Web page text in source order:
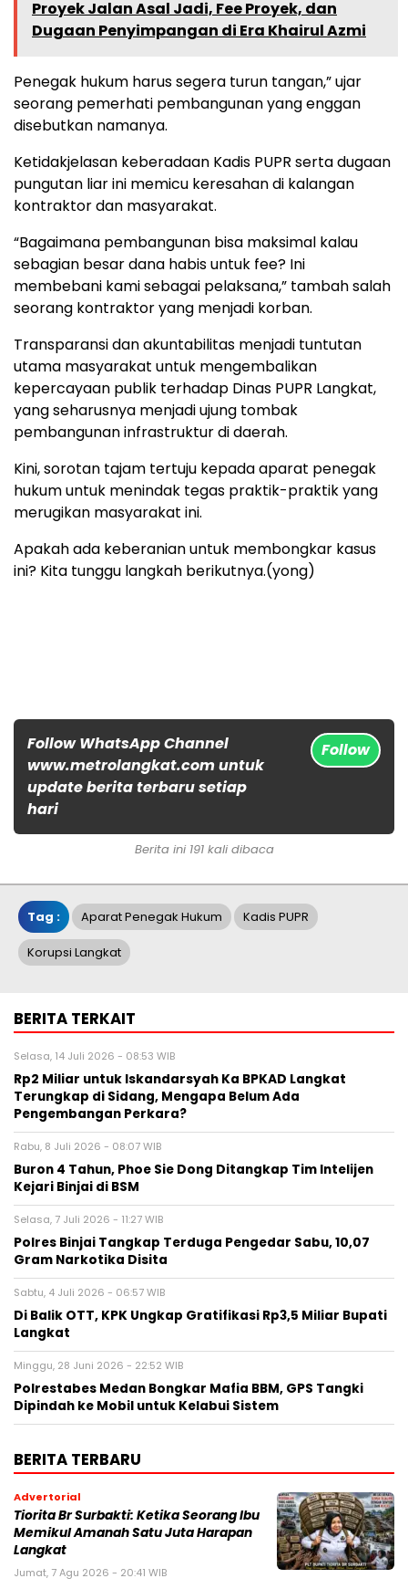
Proyek Jalan Asal Jadi, Fee Proyek, dan
Dugaan Penyimpangan di Era Khairul Azmi
Penegak hukum harus segera turun tangan,” ujar
seorang pemerhati pembangunan yang enggan
disebutkan namanya.
Ketidakjelasan keberadaan Kadis PUPR serta dugaan
pungutan liar ini memicu keresahan di kalangan
kontraktor dan masyarakat.
“Bagaimana pembangunan bisa maksimal kalau
sebagian besar dana habis untuk fee? Ini
membebani kami sebagai pelaksana,” tambah salah
seorang kontraktor yang menjadi korban.
Transparansi dan akuntabilitas menjadi tuntutan
utama masyarakat untuk mengembalikan
kepercayaan publik terhadap Dinas PUPR Langkat,
yang seharusnya menjadi ujung tombak
pembangunan infrastruktur di daerah.
Kini, sorotan tajam tertuju kepada aparat penegak
hukum untuk menindak tegas praktik-praktik yang
merugikan masyarakat ini.
Apakah ada keberanian untuk membongkar kasus
ini? Kita tunggu langkah berikutnya.(yong)
Follow WhatsApp Channel
www.metrolangkat.com untuk
update berita terbaru setiap
hari
Follow
Berita ini 191 kali dibaca
Tag : Aparat Penegak Hukum Kadis PUPR
Korupsi Langkat
BERITA TERKAIT
Selasa, 14 Juli 2026 - 08:53 WIB
Rp2 Miliar untuk Iskandarsyah Ka BPKAD Langkat
Terungkap di Sidang, Mengapa Belum Ada
Pengembangan Perkara?
Rabu, 8 Juli 2026 - 08:07 WIB
Buron 4 Tahun, Phoe Sie Dong Ditangkap Tim Intelijen
Kejari Binjai di BSM
Selasa, 7 Juli 2026 - 11:27 WIB
Polres Binjai Tangkap Terduga Pengedar Sabu, 10,07
Gram Narkotika Disita
Sabtu, 4 Juli 2026 - 06:57 WIB
Di Balik OTT, KPK Ungkap Gratifikasi Rp3,5 Miliar Bupati
Langkat
Minggu, 28 Juni 2026 - 22:52 WIB
Polrestabes Medan Bongkar Mafia BBM, GPS Tangki
Dipindah ke Mobil untuk Kelabui Sistem
BERITA TERBARU
Advertorial
Tiorita Br Surbakti: Ketika Seorang Ibu
Memikul Amanah Satu Juta Harapan
Langkat
Jumat, 7 Agu 2026 - 20:41 WIB